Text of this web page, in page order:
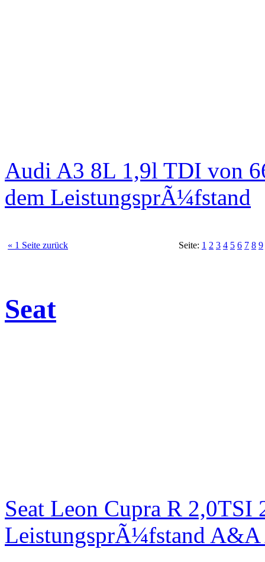
Audi A3 8L 1,9l TDI von
dem LeistungsprÃ¼fstand
« 1 Seite zurück Seite: 1 2 3 4 5 6 7 8 9
Seat
Seat Leon Cupra R
LeistungsprÃ¼fstand